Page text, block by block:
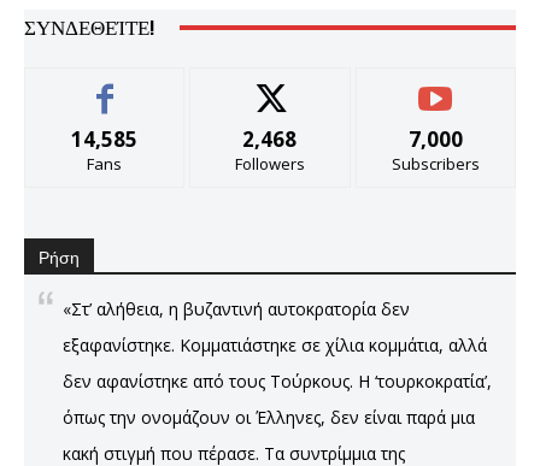
ΣΥΝΔΕΘΕΊΤΕ!
14,585
Fans
2,468
Followers
7,000
Subscribers
Ρήση
«Στ’ αλήθεια, η βυζαντινή αυτοκρατορία δεν
εξαφανίστηκε. Κομματιάστηκε σε χίλια κομμάτια, αλλά
δεν αφανίστηκε από τους Τούρκους. Η ‘τουρκοκρατία’,
όπως την ονομάζουν οι Έλληνες, δεν είναι παρά μια
κακή στιγμή που πέρασε. Τα συντρίμμια της